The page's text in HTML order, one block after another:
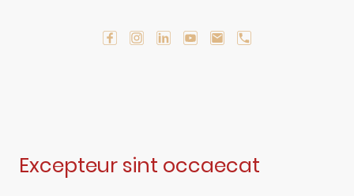
Excepteur sint occaecat